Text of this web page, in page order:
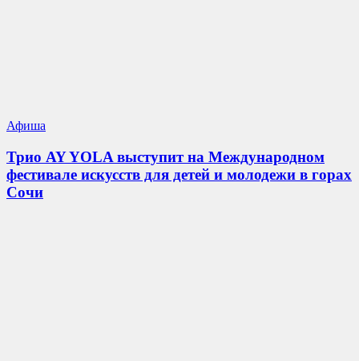
Афиша
Трио AY YOLA выступит на Международном
фестивале искусств для детей и молодежи в горах
Сочи